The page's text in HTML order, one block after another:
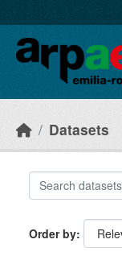
Datasets
Order by